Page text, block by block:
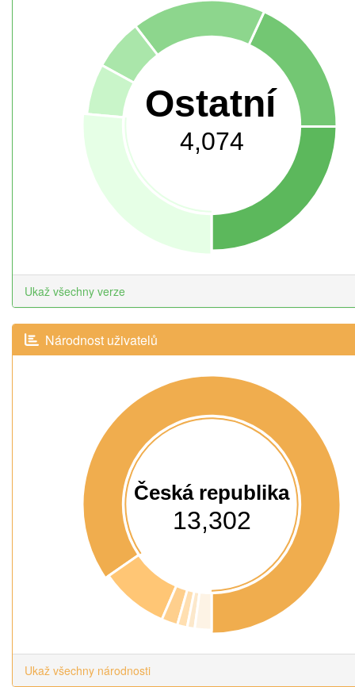
Ostatní
4,074
Ukaž všechny verze
Národnost uživatelů
Česká republika
13,302
Ukaž všechny národnosti